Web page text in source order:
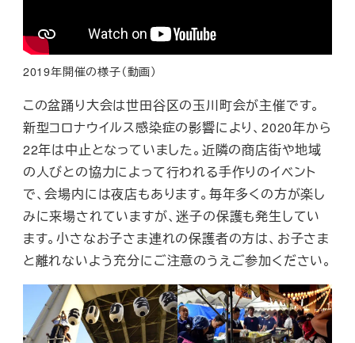
2019年開催の様子（動画）
この盆踊り大会は世田谷区の玉川町会が主催です。
新型コロナウイルス感染症の影響により、2020年から
22年は中止となっていました。近隣の商店街や地域
の人びとの協力によって行われる手作りのイベント
で、会場内には夜店もあります。毎年多くの方が楽し
みに来場されていますが、迷子の保護も発生してい
ます。小さなお子さま連れの保護者の方は、お子さま
と離れないよう充分にご注意のうえご参加ください。